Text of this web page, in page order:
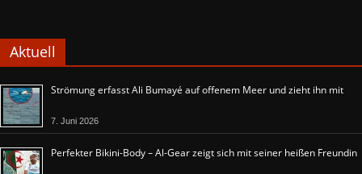
Aktuell
Strömung erfasst Ali Bumayé auf offenem Meer und zieht ihn mit
7. Juni 2026
Perfekter Bikini-Body – Al-Gear zeigt sich mit seiner heißen Freundin